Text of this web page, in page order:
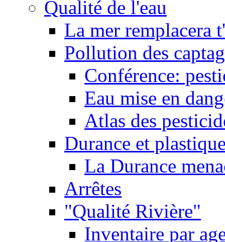
Qualité de l'eau
La mer remplacera
Pollution des
Conférence:
Eau mise en
Atlas des
Durance et
La Durance
Arrêtes
"Qualité Rivière"
Inventaire par